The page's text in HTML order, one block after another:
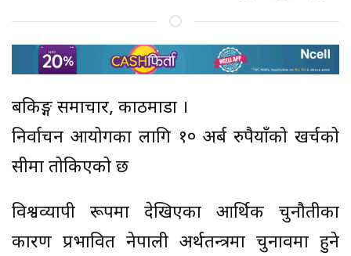
बैंकिङ्ग समाचार, काठमाडौं ।
निर्वाचन आयोगका लागि १० अर्ब रुपैयाँको खर्चको
सीमा तोकिएको छ
विश्वव्यापी रूपमा देखिएका आर्थिक चुनौतीका
कारण प्रभावित नेपाली अर्थतन्त्रमा चुनावमा हुने